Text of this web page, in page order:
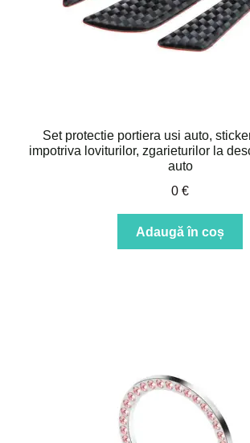
Set protectie portiera usi auto,
impotriva loviturilor, zgarieturilor la
auto
0 €
Adaugă în coș